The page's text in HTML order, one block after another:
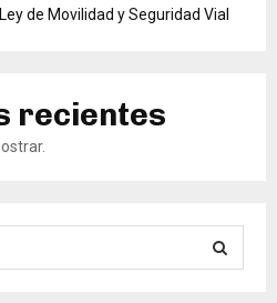
de Movilidad y Seguridad Vial
recientes